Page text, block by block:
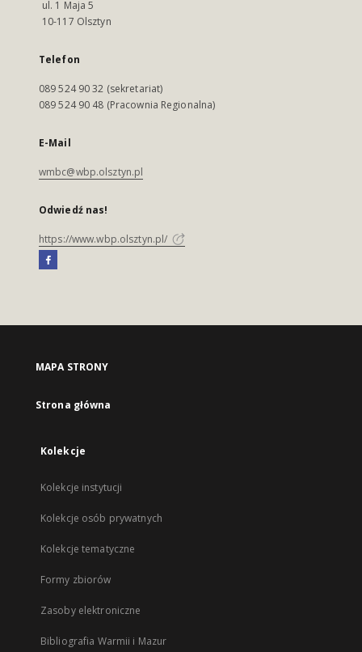
ul. 1 Maja 5
10-117 Olsztyn
Telefon
089 524 90 32 (sekretariat)
089 524 90 48 (Pracownia Regionalna)
E-Mail
wmbc@wbp.olsztyn.pl
Odwiedź nas!
https://www.wbp.olsztyn.pl/
MAPA STRONY
Strona główna
Kolekcje
Kolekcje instytucji
Kolekcje osób prywatnych
Kolekcje tematyczne
Formy zbiorów
Zasoby elektroniczne
Bibliografia Warmii i Mazur